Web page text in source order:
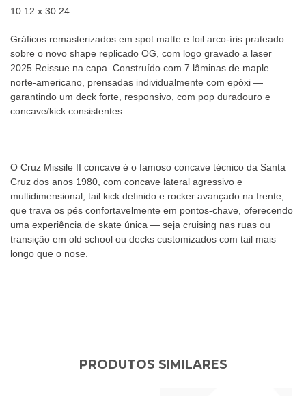
10.12 x 30.24
Gráficos remasterizados em spot matte e foil arco-íris prateado
sobre o novo shape replicado OG, com logo gravado a laser
2025 Reissue na capa. Construído com 7 lâminas de maple
norte-americano, prensadas individualmente com epóxi —
garantindo um deck forte, responsivo, com pop duradouro e
concave/kick consistentes.
O Cruz Missile II concave é o famoso concave técnico da Santa
Cruz dos anos 1980, com concave lateral agressivo e
multidimensional, tail kick definido e rocker avançado na frente,
que trava os pés confortavelmente em pontos-chave, oferecendo
uma experiência de skate única — seja cruising nas ruas ou
transição em old school ou decks customizados com tail mais
longo que o nose.
PRODUTOS SIMILARES